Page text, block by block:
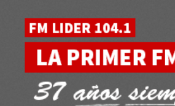
content